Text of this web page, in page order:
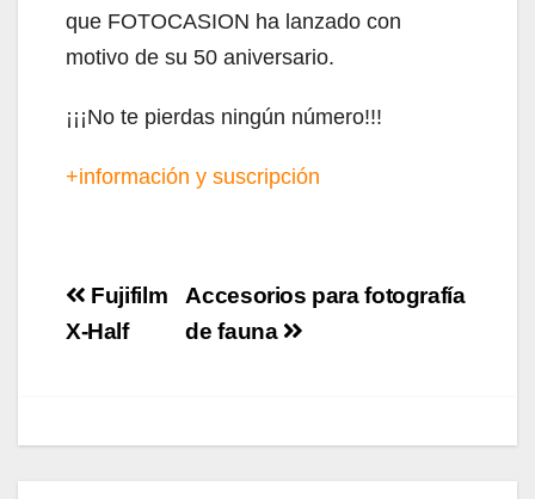
que FOTOCASION ha lanzado con
motivo de su 50 aniversario.
¡¡¡No te pierdas ningún número!!!
+información y suscripción
Navegación
de
Accesorios para fotografía
de fauna
Fujifilm
X-Half